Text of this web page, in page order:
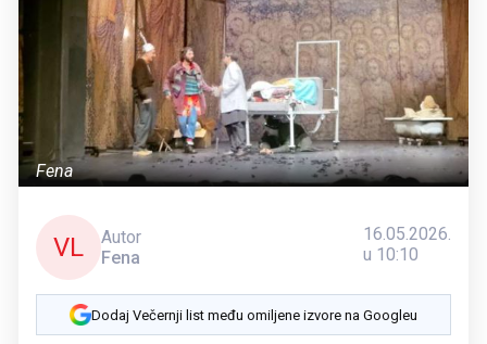
Fena
VL
Autor
Fena
16.05.2026.
u 10:10
Dodaj Večernji list među omiljene izvore na Googleu